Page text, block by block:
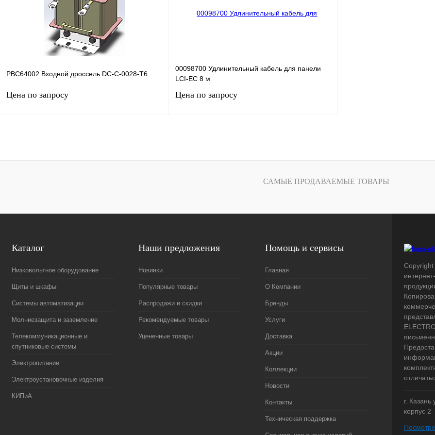
Под заказ
PBC64002 Входной дроссель DC-C-0028-T6
Цена по запросу
Купить в 1 клик Сравнение
00098700 Удлинительный кабель для панели
LCI-EC 8 м
Цена по запросу
Купить в 1 клик Сравнение
САМЫЕ ПРОДАВАЕМЫЕ ТОВАРЫ
Каталог
Низковольтное оборудование
Щиты и шкафы
Системы автоматизации
Молниезащита и заземление
Телекоммуникационные и
спутниковые системы
Электропитание
Электроустановочные изделия
КИПиА
Наши предложения
Новинки
Популярные товары
Распродажи и скидки
Рекомендуемые товары
Уцененные товары
Помощь и сервисы
Главная
О Компании
Бренды
Услуги
Доставка
Акции
Коллекции
Новости
Контакты
Техническая поддержка
г.
корпус 2